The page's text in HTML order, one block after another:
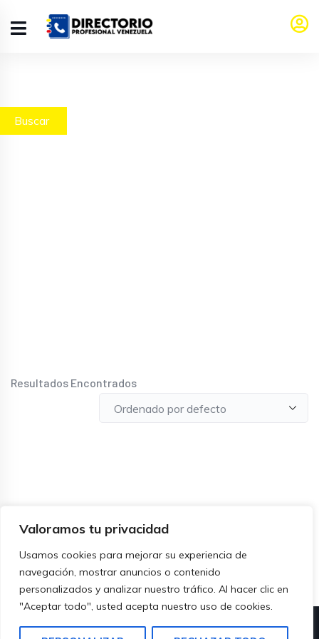
Valoramos tu privacidad
Usamos cookies para mejorar su experiencia de
navegación, mostrar anuncios o contenido
personalizados y analizar nuestro tráfico. Al hacer clic en
"Aceptar todo", usted acepta nuestro uso de cookies.
Buscar
Resultados Encontrados
© Copyright – 2023 – Directorio Profesional Venezuela-